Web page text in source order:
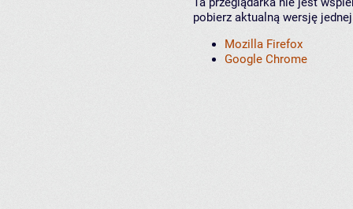
pobierz aktualną wersję
Mozilla Firefox
Google Chrome